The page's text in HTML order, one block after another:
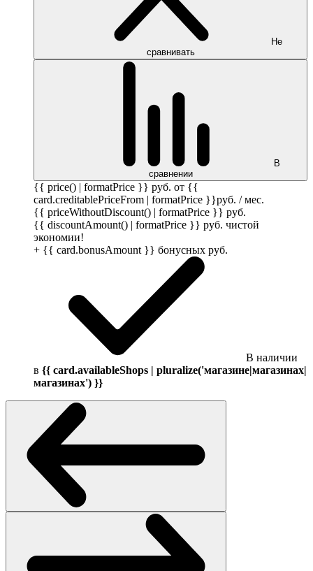
Не
сравнивать
В
сравнении
{{ price() | formatPrice }} руб. от {{
card.creditablePriceFrom | formatPrice }}руб. / мес.
{{ priceWithoutDiscount() | formatPrice }} руб.
{{ discountAmount() | formatPrice }} руб. чистой
экономии!
+ {{ card.bonusAmount }} бонусных руб.
В наличии
в {{ card.availableShops | pluralize('магазине|магазинах|
магазинах') }}